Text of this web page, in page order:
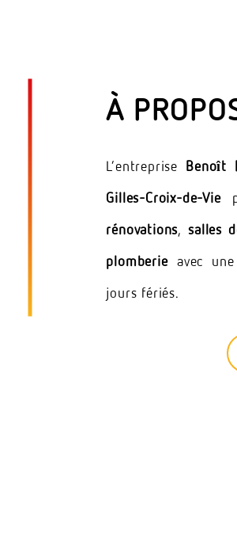
À
L’entreprise Benoît
Gilles-Croix-de-Vie
rénovations,salles
plomberieavec une
jours fériés.